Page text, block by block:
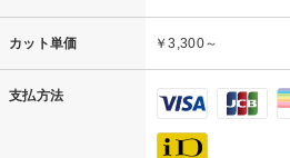
カット単価 ￥3,300～
支払方法